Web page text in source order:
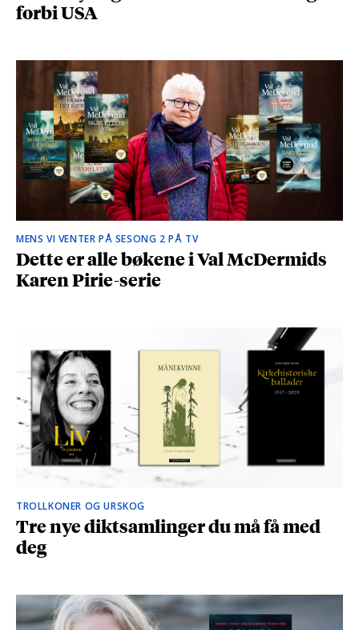
forbi USA
MENS VI VENTER PÅ SESONG 2 PÅ TV
Dette er alle bøkene i Val McDermids
Karen Pirie-serie
TROLLKONER OG URSKOG
Tre nye diktsamlinger du må få med
deg